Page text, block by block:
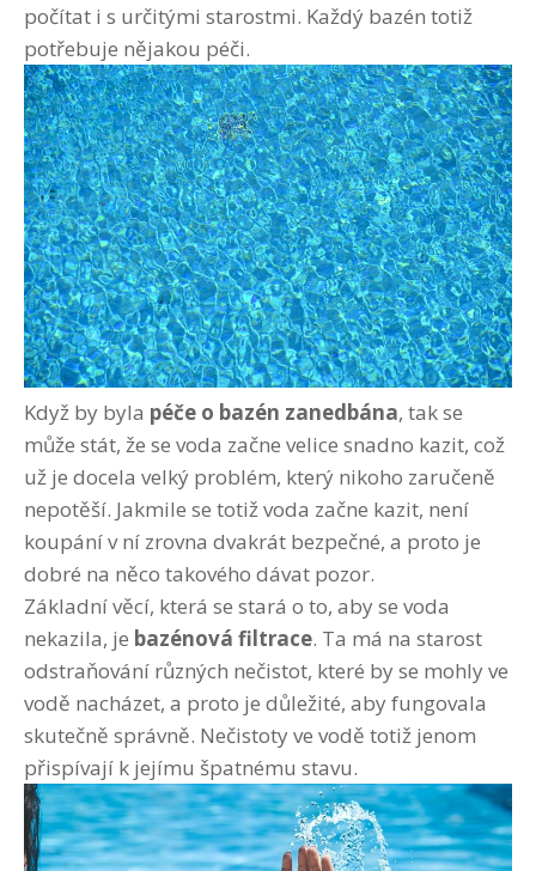
počítat i s určitými starostmi. Každý bazén totiž
potřebuje nějakou péči.
Když by byla péče o bazén zanedbána, tak se
může stát, že se voda začne velice snadno kazit, což
už je docela velký problém, který nikoho zaručeně
nepotěší. Jakmile se totiž voda začne kazit, není
koupání v ní zrovna dvakrát bezpečné, a proto je
dobré na něco takového dávat pozor.
Základní věcí, která se stará o to, aby se voda
nekazila, je bazénová filtrace. Ta má na starost
odstraňování různých nečistot, které by se mohly ve
vodě nacházet, a proto je důležité, aby fungovala
skutečně správně. Nečistoty ve vodě totiž jenom
přispívají k jejímu špatnému stavu.